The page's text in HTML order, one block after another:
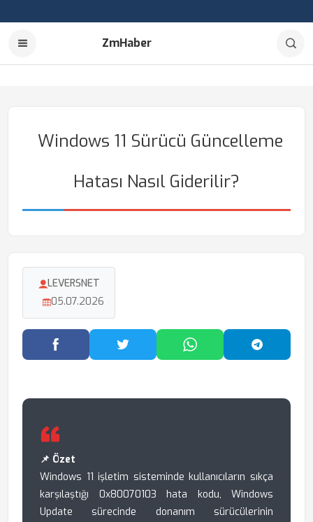
ZmHaber
Windows 11 Sürücü Güncelleme
Hatası Nasıl Giderilir?
LEVERSNET
05.07.2026
Facebook'ta PaylaşTwitter'da PaylaşWhatsApp'ta Paylaş
📌 Özet
Windows 11 işletim sisteminde kullanıcıların sıkça
karşılaştığı 0x80070103 hata kodu, Windows
Update sürecinde donanım sürücülerinin